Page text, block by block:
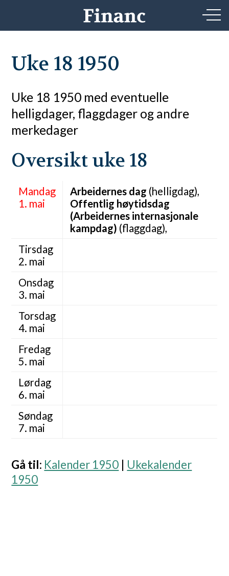
Uke 18 1950
Uke 18 1950 med eventuelle
helligdager, flaggdager og andre
merkedager
Oversikt uke 18
Mandag
1. mai
Arbeidernes dag (helligdag),
Offentlig høytidsdag
(Arbeidernes internasjonale
kampdag) (flaggdag),
Tirsdag
2. mai
Onsdag
3. mai
Torsdag
4. mai
Fredag
5. mai
Lørdag
6. mai
Søndag
7. mai
Gå til: Kalender 1950
Ukekalender
1950